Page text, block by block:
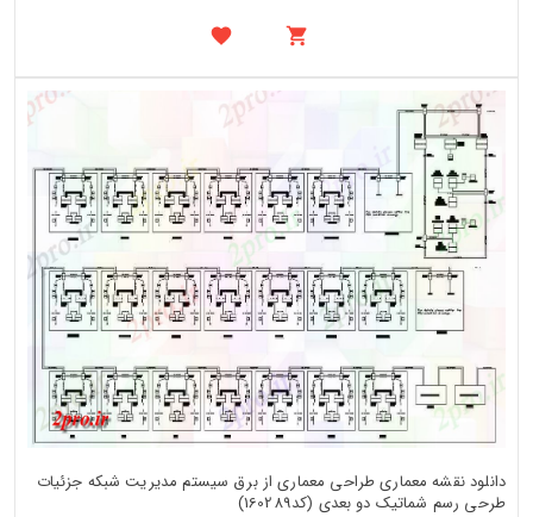
دانلود نقشه معماری طراحی معماری از برق سیستم مدیریت شبکه جزئیات
طرحی رسم شماتیک دو بعدی (کد160289)